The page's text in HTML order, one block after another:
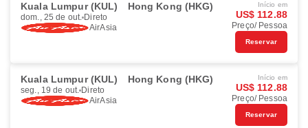
Kuala Lumpur (KUL) Hong Kong (HKG)
dom., 25 de out. Direto
AirAsia
Início em
US$ 112.88
Preço/ Pessoa
Reservar
Kuala Lumpur (KUL) Hong Kong (HKG)
seg., 19 de out. Direto
AirAsia
Início em
US$ 112.88
Preço/ Pessoa
Reservar